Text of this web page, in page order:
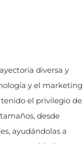
diversa y
y el marketing
el privilegio de
desde
ayudándolas a